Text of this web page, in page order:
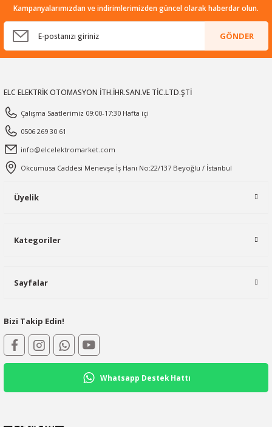
Kampanyalarımızdan ve indirimlerimizden güncel olarak haberdar olun.
GÖNDER
ELC ELEKTRİK OTOMASYON İTH.İHR.SAN.VE TİC.LTD.ŞTİ
Çalışma Saatlerimiz 09:00-17:30 Hafta içi
0506 269 30 61
info@elcelektromarket.com
Okcumusa Caddesi Menevşe İş Hanı No:22/137 Beyoğlu / İstanbul
Üyelik
Kategoriler
Sayfalar
Bizi Takip Edin!
Whatsapp Destek Hattı